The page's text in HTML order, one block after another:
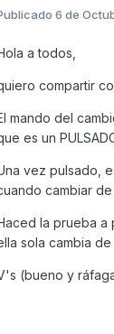
6 de
a todos,
compartir
mando del
es un
vez pulsado,
cambiar
la prueba a
sola cambia
(bueno y